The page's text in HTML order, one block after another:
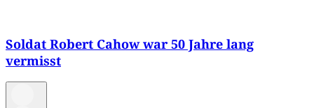
Soldat Robert Cahow war 50 Jahre lang
vermisst